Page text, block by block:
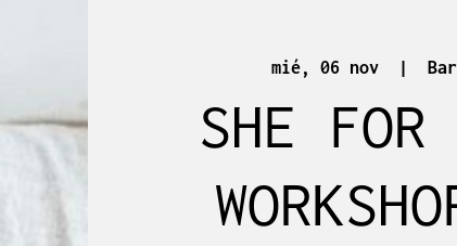
mié, 06 nov
  |
SHE FOR